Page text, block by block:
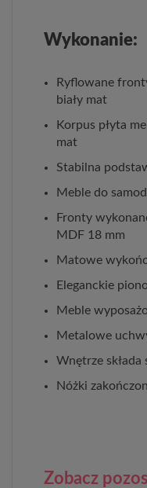
Wykonanie:
Ryflowane
biały mat
Korpus płyta
mat
Stabilna
Meble do
Fronty
MDF 18 mm
Matowe
Eleganckie
Meble
Metalowe
Wnętrze składa
Nóżki
Zobacz